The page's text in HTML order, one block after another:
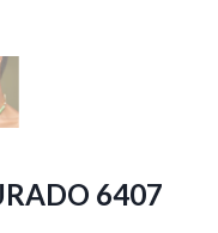
6407